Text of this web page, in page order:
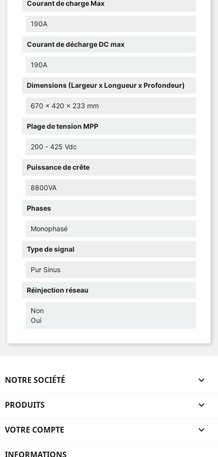
Courant de charge Max
190A
Courant de décharge DC max
190A
Dimensions (Largeur x Longueur x Profondeur)
670 x 420 x 233 mm
Plage de tension MPP
200 - 425 Vdc
Puissance de crête
8800VA
Phases
Monophasé
Type de signal
Pur Sinus
Réinjection réseau
Non
Oui
NOTRE SOCIÉTÉ 
PRODUITS 
VOTRE COMPTE 
INFORMATIONS